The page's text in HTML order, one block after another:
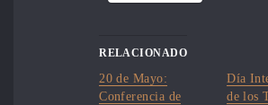
RELACIONADO
20 de Mayo:
Conferencia de
Día
de los